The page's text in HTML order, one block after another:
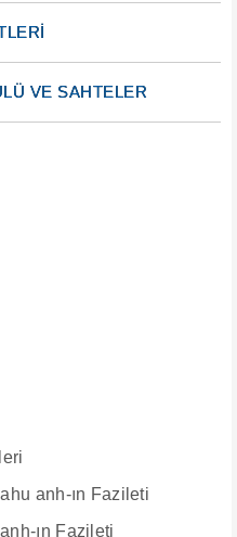
VE SAHTELER
anh-ın Fazileti
ın Fazileti